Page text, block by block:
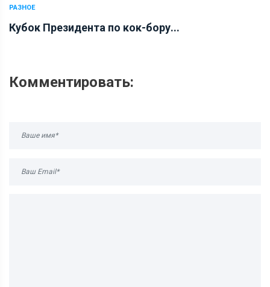
РАЗНОЕ
Кубок Президента по кок-бору...
Комментировать: